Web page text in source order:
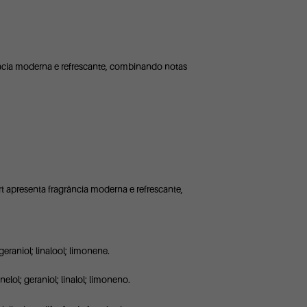
moderna e refrescante, combinando notas
fragrância moderna e refrescante,
linalool; limonene.
geraniol; linalol; limoneno.